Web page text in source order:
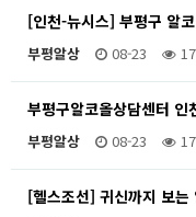
[인천-뉴시스] 부평구 알
부평알상 08-23
부평구알코올상담센터
부평알상 08-23
[헬스조선] 귀신까지